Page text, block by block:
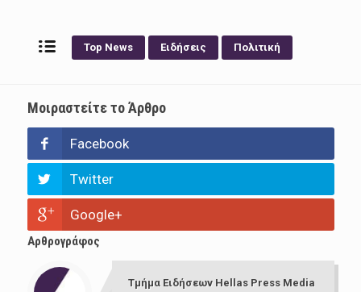
Top News Ειδήσεις Πολιτική
Μοιραστείτε το Άρθρο
Facebook
Twitter
Google+
Αρθρογράφος
Τμήμα Ειδήσεων Hellas Press Media